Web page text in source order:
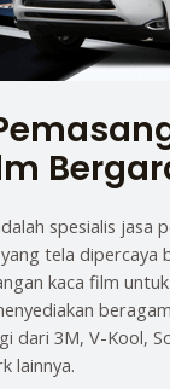
spesialis jasa
tela dipercaya
kaca film
dari 3M, V-Kool,
lainnya.